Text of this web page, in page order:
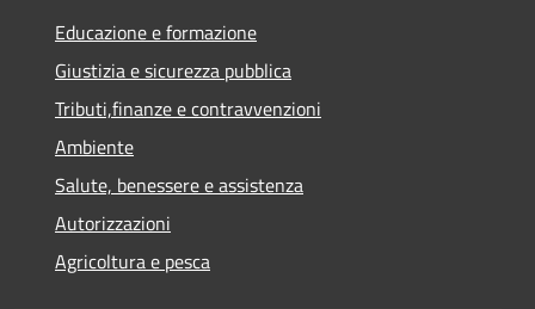
Educazione e formazione
Giustizia e sicurezza pubblica
Tributi,finanze e contravvenzioni
Ambiente
Salute, benessere e assistenza
Autorizzazioni
Agricoltura e pesca